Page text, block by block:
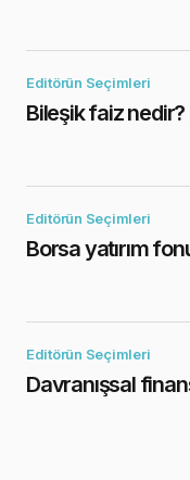
Editörün Seçimleri
Bileşik faiz nedir?
Editörün Seçimleri
Borsa yatırım
Editörün Seçimleri
Davranışsal